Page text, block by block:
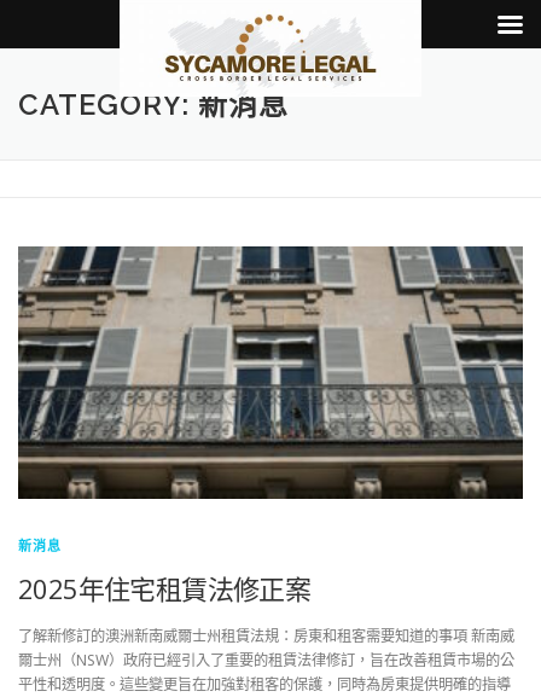
CATEGORY: 新消息
新消息
2025年住宅租賃法修正案
了解新修訂的澳洲新南威爾士州租賃法規：房東和租客需要知道的事項 新南威
爾士州（NSW）政府已經引入了重要的租賃法律修訂，旨在改善租賃市場的公
平性和透明度。這些變更旨在加強對租客的保護，同時為房東提供明確的指導